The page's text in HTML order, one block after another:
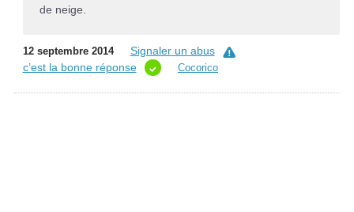
de neige.
12 septembre 2014
Signaler un abus
c’est la bonne réponse
Cocorico